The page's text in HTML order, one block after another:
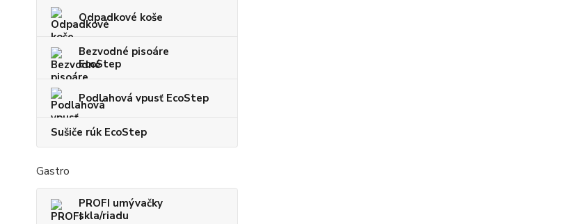
Odpadkové koše
Bezvodné pisoáre
EcoStep
Podlahová vpusť EcoStep
Sušiče rúk EcoStep
Gastro
PROFI umývačky
skla/riadu